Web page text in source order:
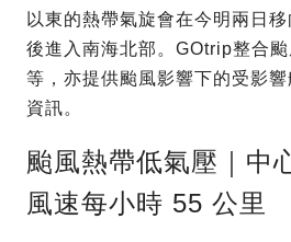
以東的熱帶氣旋會在今明兩日
後進入南海北部。GOtrip整合
等，亦提供颱風影響下的受影
資訊。
颱風熱帶低氣壓｜中
風速每小時 55 公里